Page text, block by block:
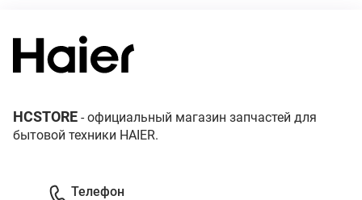
HCSTORE - официальный магазин запчастей для
бытовой техники HAIER.
Телефон